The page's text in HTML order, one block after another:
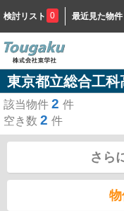
検討リスト 0 最近見た物件
東京都立総合工
該当物件 2 件
空き数 2 件
さら